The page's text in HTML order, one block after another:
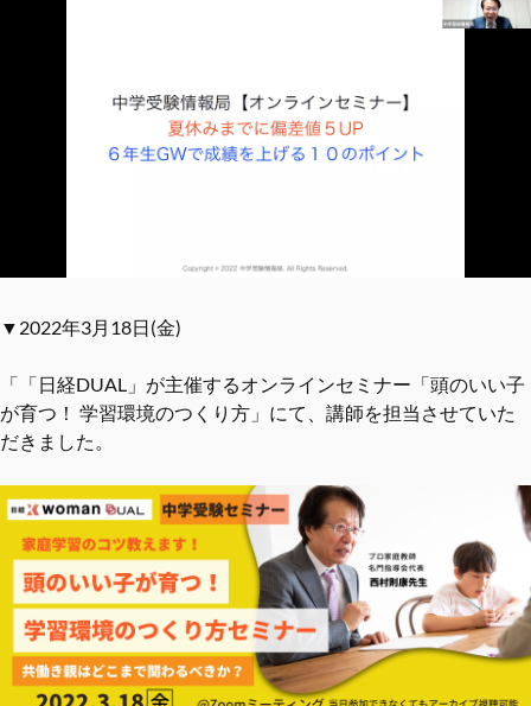
▼2022年3月18日(金)
「「日経DUAL」が主催するオンラインセミナー「頭のいい子
が育つ！ 学習環境のつくり方」にて、講師を担当させていた
だきました。